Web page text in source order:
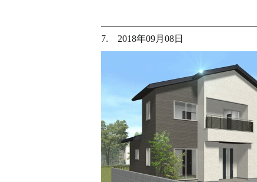
7. 2018年09月08日